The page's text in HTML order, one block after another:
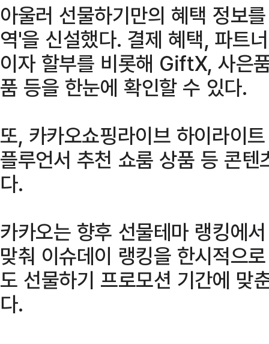
아울러 선물하기만의 혜택 정보
역'을 신설했다. 결제 혜택, 파트
이자 할부를 비롯해 GiftX, 사은
품 등을 한눈에 확인할 수 있다.
또, 카카오쇼핑라이브 하이라이
플루언서 추천 쇼룸 상품 등 콘
다.
카카오는 향후 선물테마 랭킹에
맞춰 이슈데이 랭킹을 한시적으
도 선물하기 프로모션 기간에 맞
다.